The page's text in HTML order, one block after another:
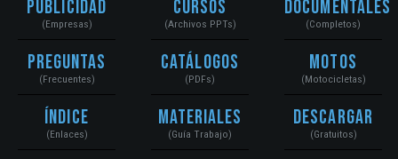
Publicidad
(Empresas)
Preguntas
(Frecuentes)
Índice
(Enlaces)
Cursos
(Archivos PPTs)
Catálogos
(PDFs)
Materiales
(Guía Trabajo)
Documentales
(Completos)
Motos
(Motocicletas)
Descargar
(Gratuitos)